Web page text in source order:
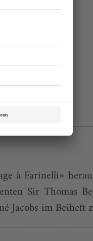
à Farinelli»
Sir Thomas
Jacobs im Beiheft